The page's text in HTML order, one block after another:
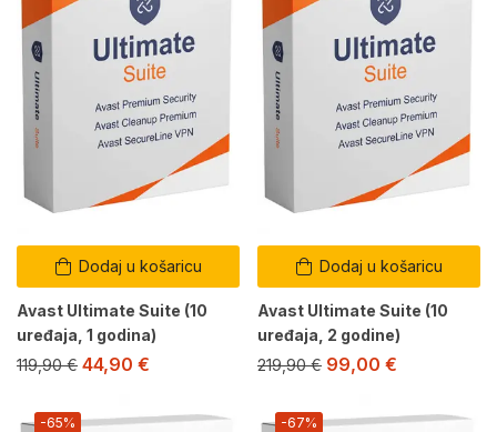
Dodaj u košaricu
Avast Ultimate Suite (10
uređaja, 1 godina)
119,90€ 44,90 €
Dodaj u košaricu
Avast Ultimate Suite (10
uređaja, 2 godine)
219,90€ 99,00 €
-65% -67%